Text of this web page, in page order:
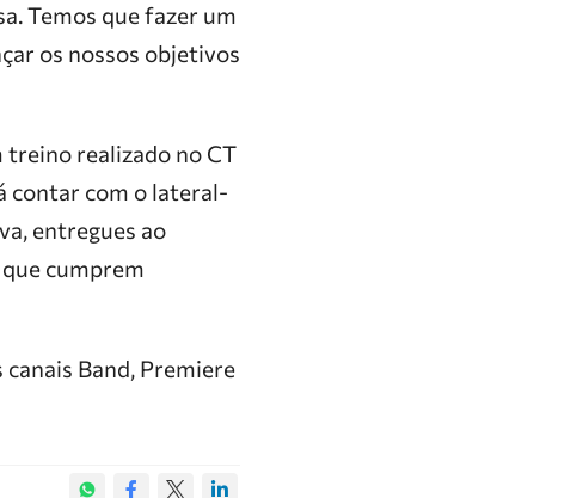
Temos que fazer um
os nossos objetivos
treino realizado no CT
contar com o lateral-
entregues ao
cumprem
Band, Premiere